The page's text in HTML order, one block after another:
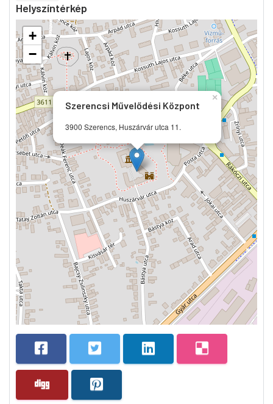
Helyszíntérkép
Szerencsi Művelődési Központ
3900 Szerencs, Huszárvár utca 11.
×
+
−